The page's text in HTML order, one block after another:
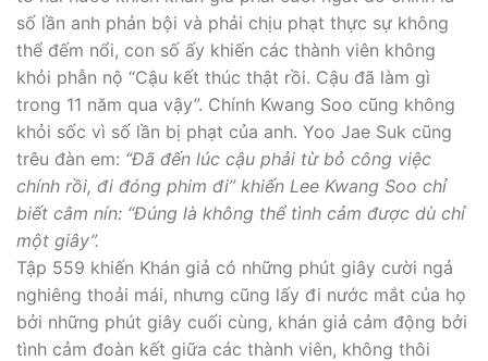
số lần anh phản bội và phải chịu phạt thực sự không
thể đếm nổi, con số ấy khiến các thành viên không
khỏi phẫn nộ “Cậu kết thúc thật rồi. Cậu đã làm gì
trong 11 năm qua vậy”. Chính Kwang Soo cũng không
khỏi sốc vì số lần bị phạt của anh. Yoo Jae Suk cũng
trêu đàn em: “Đã đến lúc cậu phải từ bỏ công việc
chính rồi, đi đóng phim đi” khiến Lee Kwang Soo chỉ
biết câm nín: “Đúng là không thể tình cảm được dù chỉ
một giây”.
Tập 559 khiến Khán giả có những phút giây cười ngả
nghiêng thoải mái, nhưng cũng lấy đi nước mắt của họ
bởi những phút giây cuối cùng, khán giả cảm động bởi
tình cảm đoàn kết giữa các thành viên, không thôi